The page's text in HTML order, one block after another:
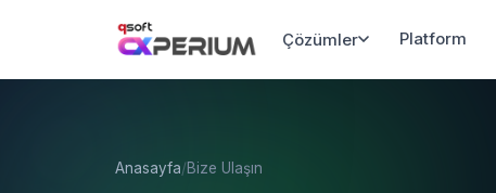
Çözümler Platform
Anasayfa/Bize Ulaşın